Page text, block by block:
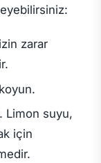
zarar
Limon suyu,
için